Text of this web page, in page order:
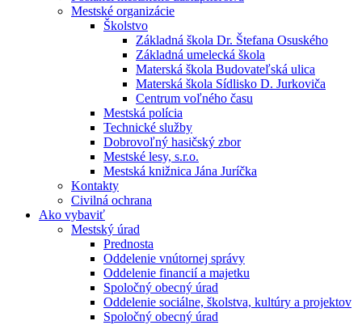
Mestské organizácie
Školstvo
Základná škola Dr. Štefana Osuského
Základná umelecká škola
Materská škola Budovateľská ulica
Materská škola Sídlisko D. Jurkoviča
Centrum voľného času
Mestská polícia
Technické služby
Dobrovoľný hasičský zbor
Mestské lesy, s.r.o.
Mestská knižnica Jána Juríčka
Kontakty
Civilná ochrana
Ako vybaviť
Mestský úrad
Prednosta
Oddelenie vnútornej správy
Oddelenie financií a majetku
Spoločný obecný úrad
Oddelenie sociálne, školstva, kultúry a projektov
Spoločný obecný úrad